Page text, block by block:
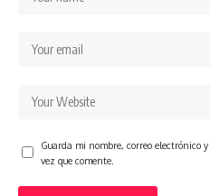
Guarda mi nombre, correo electrónico
vez que comente.